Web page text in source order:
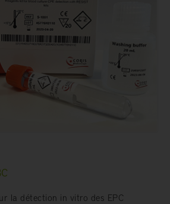
la détection in vitro des EPC